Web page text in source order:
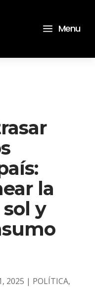
a Menu
la
y
2025 | POLÍTICA,